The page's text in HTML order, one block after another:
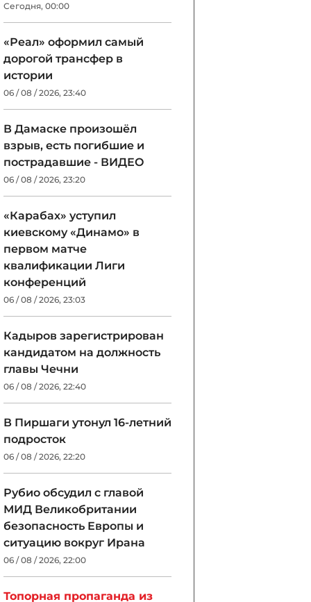
Сегодня, 00:00
«Реал» оформил самый
дорогой трансфер в
истории
06 / 08 / 2026, 23:40
В Дамаске произошёл
взрыв, есть погибшие и
пострадавшие - ВИДЕО
06 / 08 / 2026, 23:20
«Карабах» уступил
киевскому «Динамо» в
первом матче
квалификации Лиги
конференций
06 / 08 / 2026, 23:03
Кадыров зарегистрирован
кандидатом на должность
главы Чечни
06 / 08 / 2026, 22:40
В Пиршаги утонул 16-летний
подросток
06 / 08 / 2026, 22:20
Рубио обсудил с главой
МИД Великобритании
безопасность Европы и
ситуацию вокруг Ирана
06 / 08 / 2026, 22:00
Топорная пропаганда из